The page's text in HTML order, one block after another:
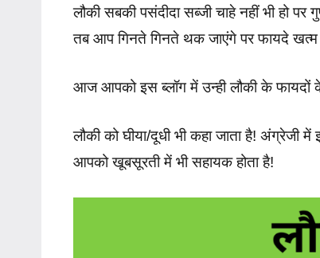
लौकी सबकी पसंदीदा सब्जी चाहे नहीं भी हो
तब आप गिनते गिनते थक जाएंगे पर फायदे खत्म
आज आपको इस ब्लॉग में उन्ही लौकी के फायदों
लौकी को घीया/दूधी भी कहा जाता है!
आपको खूबसूरती में भी सहायक होता है!